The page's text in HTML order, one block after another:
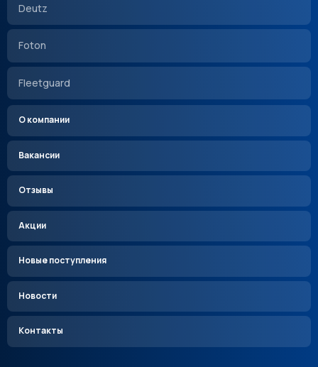
Deutz
Foton
Fleetguard
О компании
Вакансии
Отзывы
Акции
Новые поступления
Новости
Контакты